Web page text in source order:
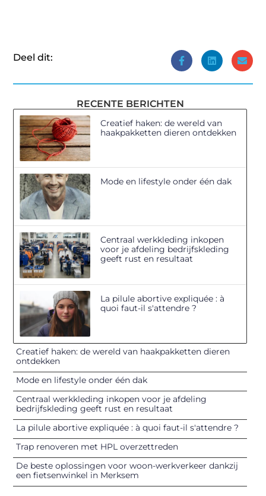
Deel dit:
RECENTE BERICHTEN
Creatief haken: de wereld van
haakpakketten dieren ontdekken
Mode en lifestyle onder één dak
Centraal werkkleding inkopen
voor je afdeling bedrijfskleding
geeft rust en resultaat
La pilule abortive expliquée : à
quoi faut-il s'attendre ?
Creatief haken: de wereld van haakpakketten dieren
ontdekken
Mode en lifestyle onder één dak
Centraal werkkleding inkopen voor je afdeling
bedrijfskleding geeft rust en resultaat
La pilule abortive expliquée : à quoi faut-il s'attendre ?
Trap renoveren met HPL overzettreden
De beste oplossingen voor woon-werkverkeer dankzij
een fietsenwinkel in Merksem